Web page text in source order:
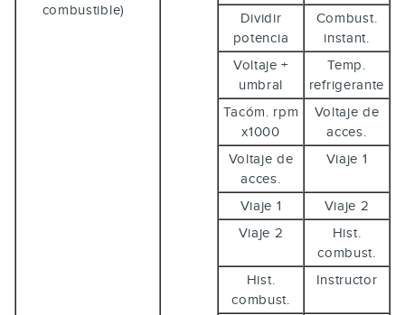
combustible)
Dividir
potencia
Combust.
instant.
Voltaje +
umbral
Temp.
refrigerante
Tacóm. rpm
x1000
Voltaje de
acces.
Voltaje de
acces.
Viaje 1
Viaje 1
Viaje 2
Viaje 2
Hist.
combust.
Hist.
combust.
Instructor